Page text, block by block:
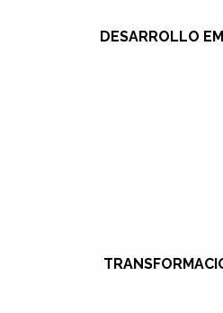
DESARROLLO